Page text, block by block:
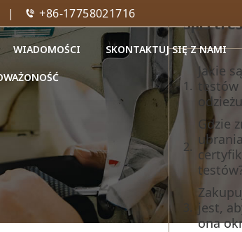
| +86-17758021716
WIADOMOŚCI SKONTAKTUJ SIĘ Z NAMI
Spis
Jakie
Gdzie
jest,
ona